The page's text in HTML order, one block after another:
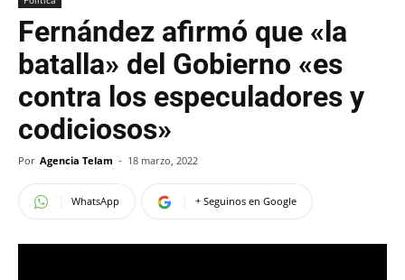
Fernández afirmó que «la
batalla» del Gobierno «es
contra los especuladores y
codiciosos»
Por Agencia Telam - 18 marzo, 2022
WhatsApp + Seguinos en Google